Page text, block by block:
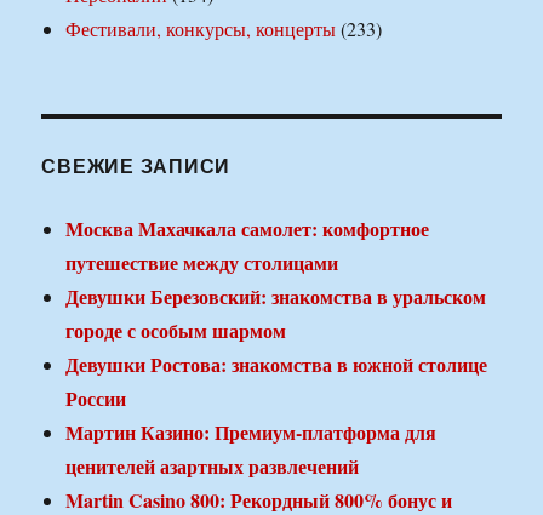
Фестивали, конкурсы, концерты(233)
СВЕЖИЕ ЗАПИСИ
Москва Махачкала самолет: комфортное
путешествие между столицами
Девушки Березовский: знакомства в уральском
городе с особым шармом
Девушки Ростова: знакомства в южной столице
России
Мартин Казино: Премиум-платформа для
ценителей азартных развлечений
Martin Casino 800: Рекордный 800% бонус и